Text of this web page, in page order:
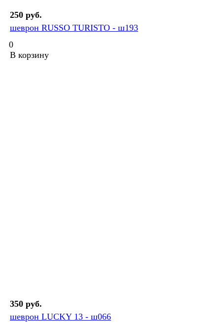
250 руб.
шеврон RUSSO TURISTO - ш193
0
В корзину
350 руб.
шеврон LUCKY 13 - ш066